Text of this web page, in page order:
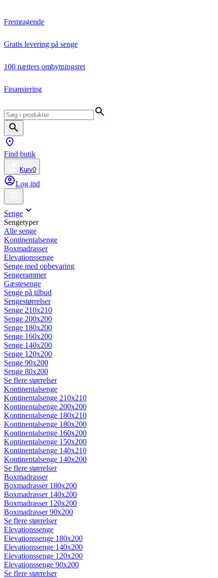
Fremragende
Gratis levering på senge
100 nætters ombytningsret
Finansiering
Find butik
Kurv0
Log ind
Senge
Sengetyper
Alle senge
Kontinentalsenge
Boxmadrasser
Elevationssenge
Senge med opbevaring
Sengerammer
Gæstesenge
Senge på tilbud
Sengestørrelser
Senge 210x210
Senge 200x200
Senge 180x200
Senge 160x200
Senge 140x200
Senge 120x200
Senge 90x200
Senge 80x200
Se flere størrelser
Kontinentalsenge
Kontinentalsenge 210x210
Kontinentalsenge 200x200
Kontinentalsenge 180x210
Kontinentalsenge 180x200
Kontinentalsenge 160x200
Kontinentalsenge 150x200
Kontinentalsenge 140x210
Kontinentalsenge 140x200
Se flere størrelser
Boxmadrasser
Boxmadrasser 180x200
Boxmadrasser 140x200
Boxmadrasser 120x200
Boxmadrasser 90x200
Se flere størrelser
Elevationssenge
Elevationssenge 180x200
Elevationssenge 140x200
Elevationssenge 120x200
Elevationssenge 90x200
Se flere størrelser